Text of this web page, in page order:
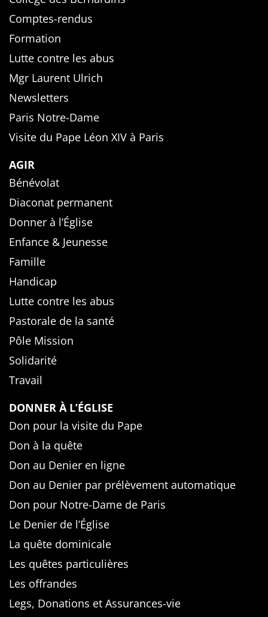
Comptes-rendus
Formation
Lutte contre les abus
Mgr Laurent Ulrich
Newsletters
Paris Notre-Dame
Visite du Pape Léon XIV à Paris
AGIR
Bénévolat
Diaconat permanent
Donner à l’Église
Enfance & Jeunesse
Famille
Handicap
Lutte contre les abus
Pastorale de la santé
Pôle Mission
Solidarité
Travail
DONNER À L’ÉGLISE
Don pour la visite du Pape
Don à la quête
Don au Denier en ligne
Don au Denier par prélèvement automatique
Don pour Notre-Dame de Paris
Le Denier de l’Église
La quête dominicale
Les quêtes particulières
Les offrandes
Legs, Donations et Assurances-vie